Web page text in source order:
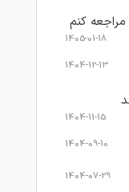
کنم
1405-01-18
1404-12-13
1404-11-15
1404-09-10
1404-07-29